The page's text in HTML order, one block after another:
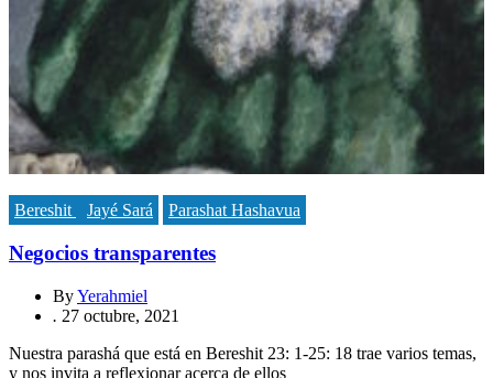
Bereshit Jayé Sará Parashat Hashavua
Negocios transparentes
ByYerahmiel
. 27 octubre, 2021
Nuestra parashá que está en Bereshit 23: 1-25: 18 trae varios temas,
y nos invita a reflexionar acerca de ellos